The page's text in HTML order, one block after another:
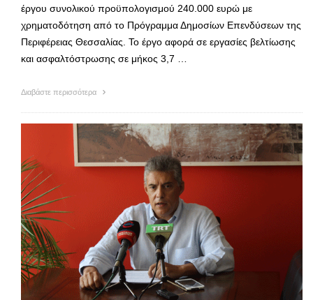
έργου συνολικού προϋπολογισμού 240.000 ευρώ με
χρηματοδότηση από το Πρόγραμμα Δημοσίων Επενδύσεων της
Περιφέρειας Θεσσαλίας. Το έργο αφορά σε εργασίες βελτίωσης
και ασφαλτόστρωσης σε μήκος 3,7 …
Διαβάστε περισσότερα